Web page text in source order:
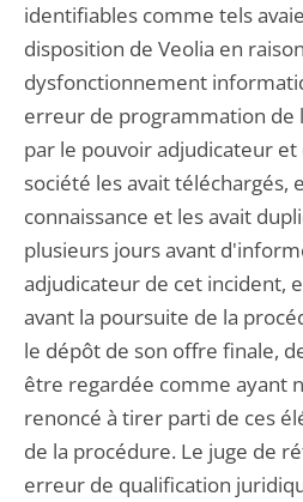
identifiables comme tels
disposition de Veolia en
dysfonctionnement
erreur de programmation de
par le pouvoir adjudicateur
société les avait téléchargés,
connaissance et les avait
plusieurs jours avant
adjudicateur de cet incident,
avant la poursuite de la
le dépôt de son offre finale,
être regardée comme ayant
renoncé à tirer parti de ces
de la procédure. Le juge de
erreur de qualification